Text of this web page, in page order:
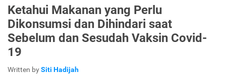
Ketahui Makanan yang Perlu
Dikonsumsi dan Dihindari saat
Sebelum dan Sesudah Vaksin Covid-
19
Written bySiti Hadijah